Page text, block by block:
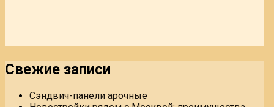
Свежие записи
Сэндвич-панели арочные